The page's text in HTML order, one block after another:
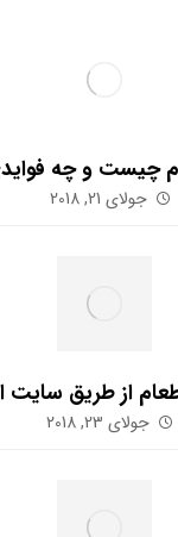
چیست و چه
جولای 21, 2018
از طریق سایت
جولای 23, 2018